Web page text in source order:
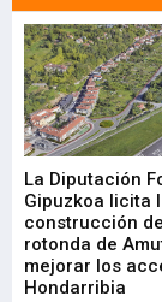
La Diputación
Gipuzkoa licita
construcción
rotonda de
mejorar los
Hondarribia